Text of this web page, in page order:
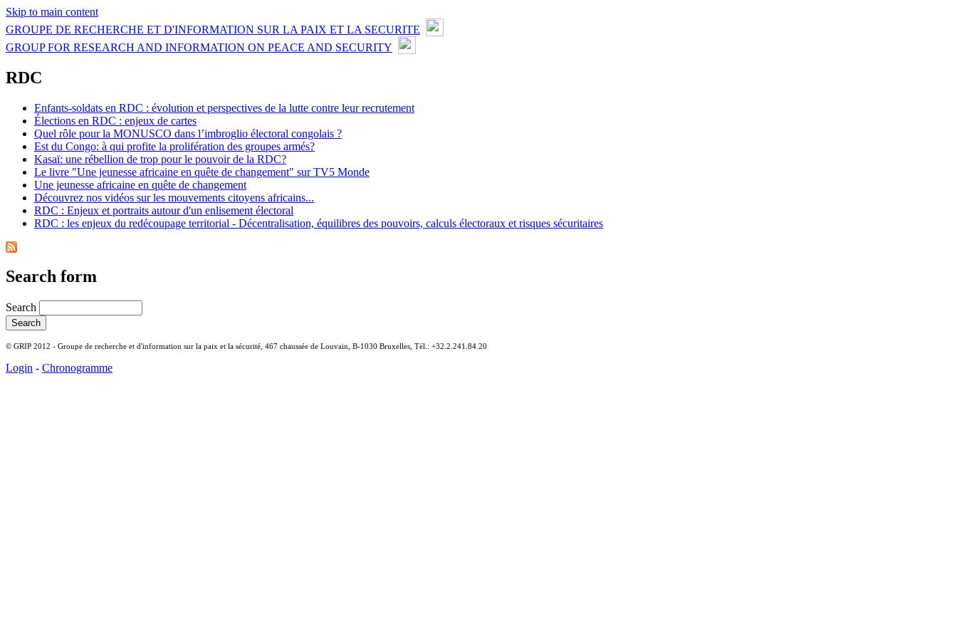
Skip to main content
GROUPE DE RECHERCHE ET D'INFORMATION SUR LA PAIX ET LA SECURITE
GROUP FOR RESEARCH AND INFORMATION ON PEACE AND SECURITY
RDC
Enfants-soldats en RDC : évolution et perspectives de la lutte contre leur recrutement
Élections en RDC : enjeux de cartes
Quel rôle pour la MONUSCO dans l’imbroglio électoral congolais ?
Est du Congo: à qui profite la prolifération des groupes armés?
Kasaï: une rébellion de trop pour le pouvoir de la RDC?
Le livre "Une jeunesse africaine en quête de changement" sur TV5 Monde
Une jeunesse africaine en quête de changement
Découvrez nos vidéos sur les mouvements citoyens africains...
RDC : Enjeux et portraits autour d'un enlisement électoral
RDC : les enjeux du redécoupage territorial - Décentralisation, équilibres des pouvoirs, calculs électoraux et risques sécuritaires
Search form
Search
© GRIP 2012 - Groupe de recherche et d'information sur la paix et la sécurité, 467 chaussée de Louvain, B-1030 Bruxelles, Tél.: +32.2.241.84.20
Login - Chronogramme